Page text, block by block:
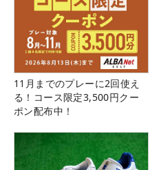
11月までのプレーに2回使え
る！コース限定3,500円クー
ポン配布中！